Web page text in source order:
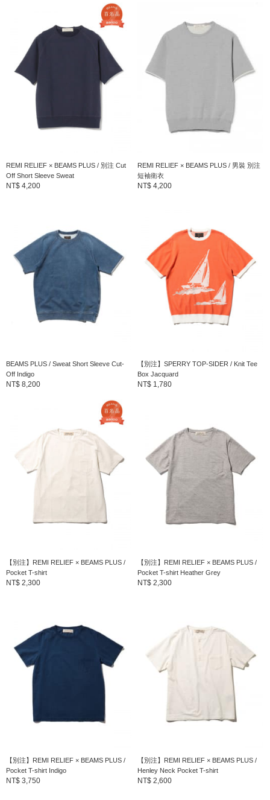
■養護方法
可手洗
（詳情請參閱商品附帶的洗滌標籤）
BEAMS PLUS
1999年、以“穿多久都不會膩的男裝”概念為基礎，運用培育
BEAMS的經驗提案出”美國最好的時代風格”。在追求當時原創風格
除了延續當時的原創風格以外，BEAMS PLUS以不僅限於不斷的
再生與懷舊，而是將真實的休閒風格延續至下個世代為目標。
» 聯絡我們
商品詳細
： MEN
本體：棉53% 聚酯纖維47% 衣領部分：棉48% 聚
酯纖維42% 尼龍9% 彈性纖維1% 羅紋部分：棉48%
聚酯纖維42% 尼龍9% 彈性纖維1%
泰國製造
38-02-0051-156
REMI RELIEF × BEAMS PLUS / 別注 Cut
Off Short Sleeve Sweat
NT$ 4,200
REMI RELIEF × BEAMS PLUS / 男裝 別注
短袖衛衣
NT$ 4,200
BEAMS PLUS / Sweat Short Sleeve Cut-
Off Indigo
NT$ 8,200
【別注】SPERRY TOP-SIDER / Knit Tee
Box Jacquard
NT$ 1,780
【別注】REMI RELIEF × BEAMS PLUS /
Pocket T-shirt
NT$ 2,300
【別注】REMI RELIEF × BEAMS PLUS /
Pocket T-shirt Heather Grey
NT$ 2,300
【別注】REMI RELIEF × BEAMS PLUS /
Pocket T-shirt Indigo
NT$ 3,750
【別注】REMI RELIEF × BEAMS PLUS /
Henley Neck Pocket T-shirt
NT$ 2,600